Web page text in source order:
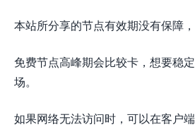
本站所分享的节点有效期没有保障
免费节点高峰期会比较卡，想要稳
场。
如果网络无法访问时，可以在客户